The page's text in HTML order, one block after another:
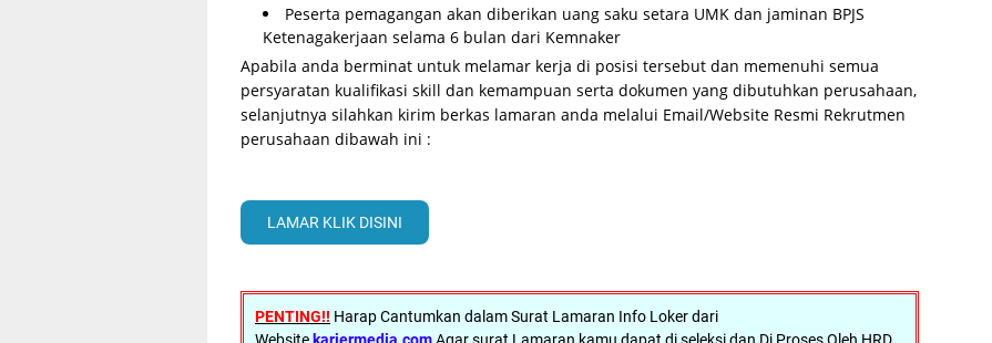
Peserta pemagangan akan diberikan uang saku setara UMK dan jaminan BPJS
Ketenagakerjaan selama 6 bulan dari Kemnaker
Apabila anda berminat untuk melamar kerja di posisi tersebut dan memenuhi semua
persyaratan kualifikasi skill dan kemampuan serta dokumen yang dibutuhkan perusahaan,
selanjutnya silahkan kirim berkas lamaran anda melalui Email/Website Resmi Rekrutmen
perusahaan dibawah ini :
LAMAR KLIK DISINI
PENTING!! Harap Cantumkan dalam Surat Lamaran Info Loker dari